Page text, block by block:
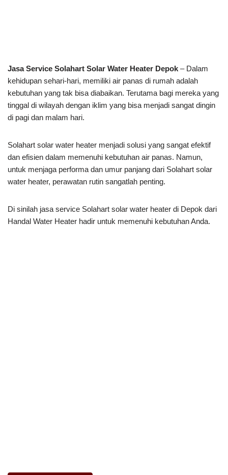
Jasa Service Solahart Solar Water Heater Depok – Dalam
kehidupan sehari-hari, memiliki air panas di rumah adalah
kebutuhan yang tak bisa diabaikan. Terutama bagi mereka yang
tinggal di wilayah dengan iklim yang bisa menjadi sangat dingin
di pagi dan malam hari.
Solahart solar water heater menjadi solusi yang sangat efektif
dan efisien dalam memenuhi kebutuhan air panas. Namun,
untuk menjaga performa dan umur panjang dari Solahart solar
water heater, perawatan rutin sangatlah penting.
Di sinilah jasa service Solahart solar water heater di Depok dari
Handal Water Heater hadir untuk memenuhi kebutuhan Anda.